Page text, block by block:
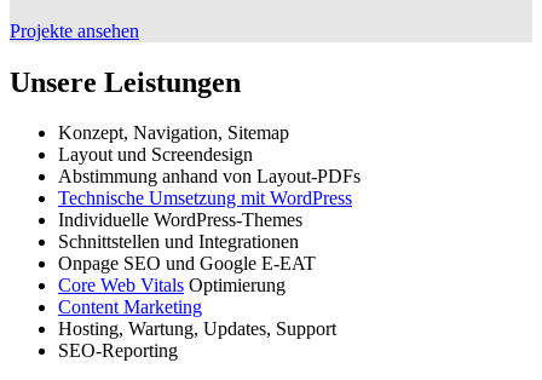
Projekte ansehen
Unsere Leistungen
Konzept, Navigation, Sitemap
Layout und Screendesign
Abstimmung anhand von Layout-PDFs
Technische Umsetzung mit WordPress
Individuelle WordPress-Themes
Schnittstellen und Integrationen
Onpage SEO und Google E-EAT
Core Web Vitals Optimierung
Content Marketing
Hosting, Wartung, Updates, Support
SEO-Reporting